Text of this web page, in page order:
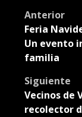
Post
Anterior
Feria
Un evento
familia
Siguiente
Vecinos de
recolector